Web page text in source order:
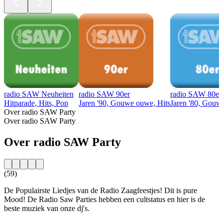
radio SAW Neuheiten
Hitparade, Hits, Pop
radio SAW 90er
Jaren '90, Gouwe ouwe, Hits
radio SAW 80er
Jaren '80,
Over radio SAW Party
Over radio SAW Party
Over radio SAW Party
(59)
De Populairste Liedjes van de Radio Zaagfeestjes! Dit is pure
Mood! De Radio Saw Parties hebben een cultstatus en hier is de
beste muziek van onze dj's.